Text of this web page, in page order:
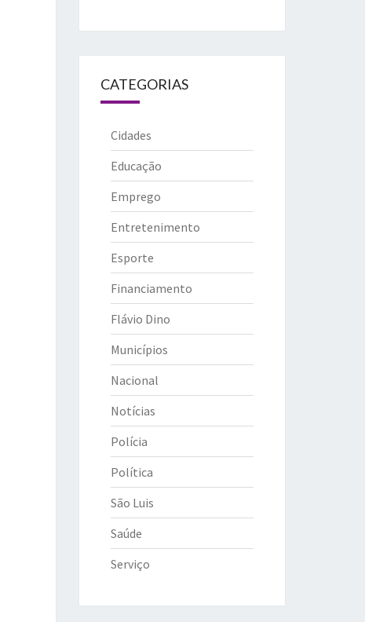
CATEGORIAS
Cidades
Educação
Emprego
Entretenimento
Esporte
Financiamento
Flávio Dino
Municípios
Nacional
Notícias
Polícia
Política
São Luis
Saúde
Serviço